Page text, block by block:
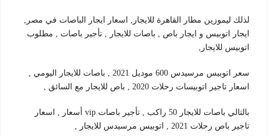
لذلك ليموزين مطار القاهرة للايجار, اسعار ايجار الباصات في مصر,
ايجار اتوبيس و ايجار باص , باصات للايجار , تأجير باصات , مطلوب
اتوبيس للايجار,
سعر اتوبيس مرسيدس 600 موديل 2021 , باصات للايجار اليومي ,
اسعار تاجير اتوبيسات رحلات 2020 , باص للايجار مع السائق ,
بالتالي باصات للايجار 50 راكب , تأجير باصات vip أسعار , اسعار
تاجير باص رحلات 2021 , اتوبيس مرسيدس للايجار ,